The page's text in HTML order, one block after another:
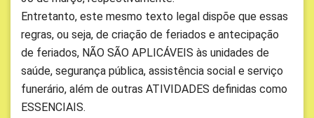
Entretanto, este mesmo texto legal dispõe que essas
regras, ou seja, de criação de feriados e antecipação
de feriados, NÃO SÃO APLICÁVEIS às unidades de
saúde, segurança pública, assistência social e serviço
funerário, além de outras ATIVIDADES definidas como
ESSENCIAIS.